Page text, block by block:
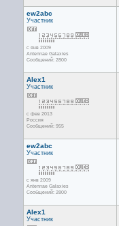
ew2abc
Участник
с янв 2009
Antennae Galaxies
Сообщений: 2800
Alex1
Участник
с фев 2013
Россия
Сообщений: 955
ew2abc
Участник
с янв 2009
Antennae Galaxies
Сообщений: 2800
Alex1
Участник